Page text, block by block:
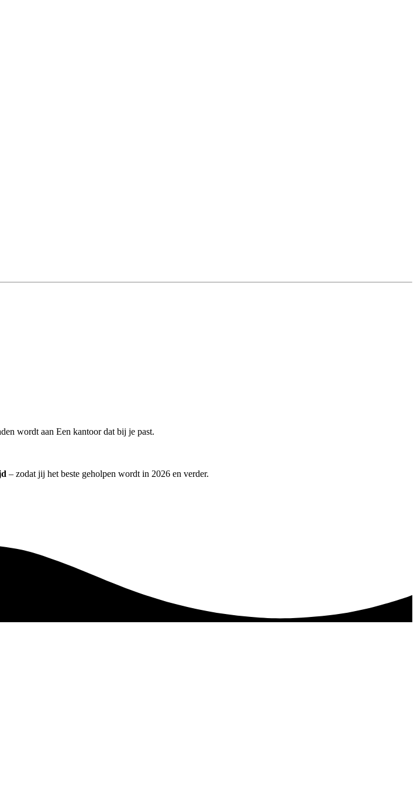
wordt aan Een kantoor dat bij je past.
– zodat jij het beste geholpen wordt in 2026 en verder.